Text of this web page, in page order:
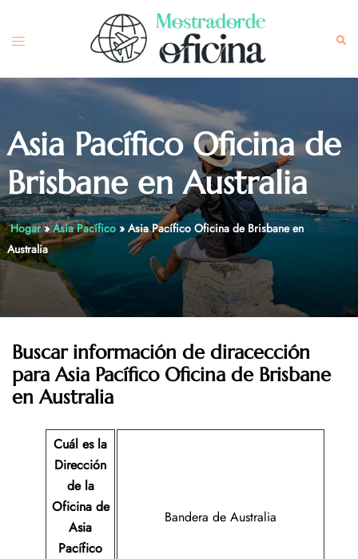
content
Toggle
Asia Pacífico Oficina de
Brisbane en Australia
Hogar»Asia Pacífico» Asia Pacífico Oficina de Brisbane en
Australia
Buscar información de diracección
para Asia Pacífico Oficina de Brisbane
en Australia
Cuál es la
Dirección
de la
Oficina de
Asia
Pacífico
Bandera de Australia